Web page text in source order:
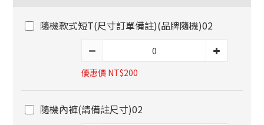
隨機款式短T(尺寸訂單備註)(品牌隨機)02
優惠價 NT$200
隨機內褲(請備註尺寸)02